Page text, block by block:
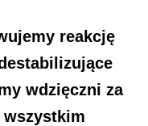
reakcję
wdzięczni za
wszystkim